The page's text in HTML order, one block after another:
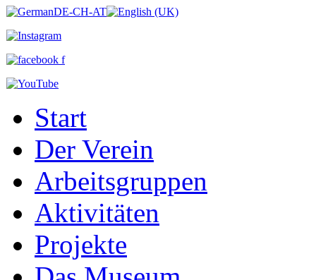
Start
Der Verein
Arbeitsgruppen
Aktivitäten
Projekte